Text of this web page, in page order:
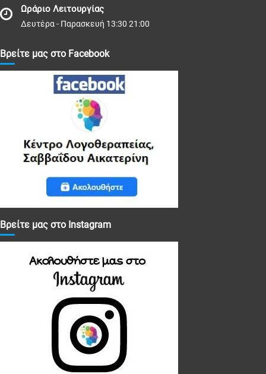
Ωράριο Λειτουργίας
Δευτέρα - Παρασκευή 13:30 21:00
Βρείτε μας στο Facebook
Βρείτε μας στο Instagram